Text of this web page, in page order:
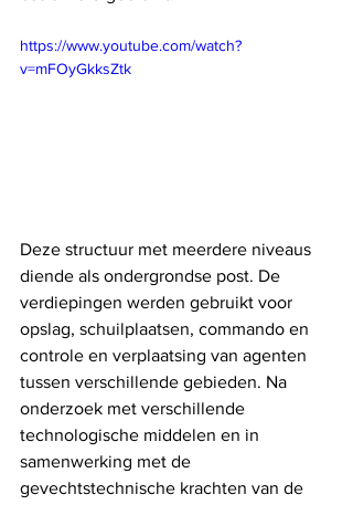
https://www.youtube.com/watch?
v=mFOyGkksZtk
Deze structuur met meerdere niveaus
diende als ondergrondse post. De
verdiepingen werden gebruikt voor
opslag, schuilplaatsen, commando en
controle en verplaatsing van agenten
tussen verschillende gebieden. Na
onderzoek met verschillende
technologische middelen en in
samenwerking met de
gevechtstechnische krachten van de